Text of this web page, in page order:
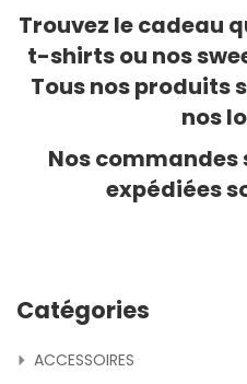
Trouvez le cadeau
t-shirts ou nos
Tous nos produits
nos
Nos
expédiées
Catégories
ACCESSOIRES